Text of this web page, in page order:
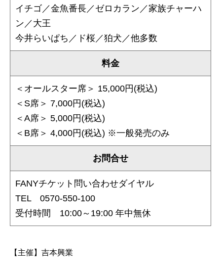
イチゴ／金魚番長／ゼロカラン／家族チャーハ
ン／大王
今井らいぱち／ド桜／狛犬／他多数
料金
＜オールスター席＞ 15,000円(税込)
＜S席＞ 7,000円(税込)
＜A席＞ 5,000円(税込)
＜B席＞ 4,000円(税込) ※一般発売のみ
お問合せ
FANYチケット問い合わせダイヤル
TEL 0570-550-100
受付時間 10:00～19:00 年中無休
【主催】吉本興業